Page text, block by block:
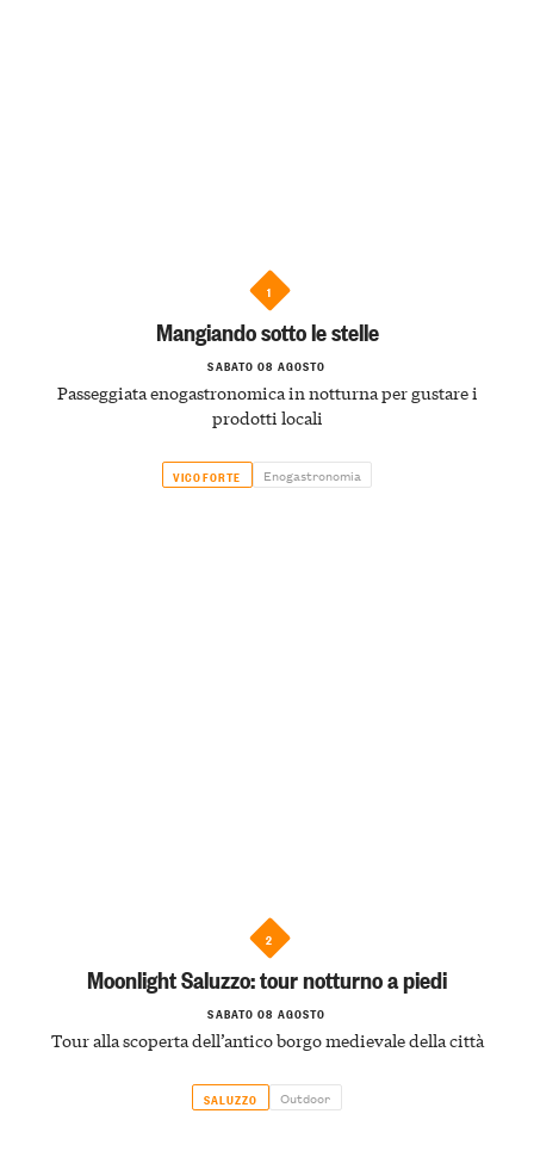
1
Mangiando sotto le stelle
SABATO 08 AGOSTO
Passeggiata enogastronomica in notturna per gustare i
prodotti locali
VICOFORTE Enogastronomia
2
Moonlight Saluzzo: tour notturno a piedi
SABATO 08 AGOSTO
Tour alla scoperta dell’antico borgo medievale della città
SALUZZO Outdoor